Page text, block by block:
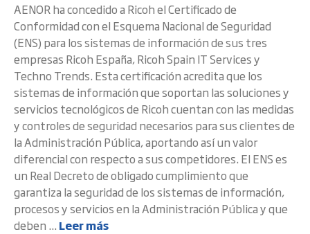
AENOR ha concedido a Ricoh el Certificado de
Conformidad con el Esquema Nacional de Seguridad
(ENS) para los sistemas de información de sus tres
empresas Ricoh España, Ricoh Spain IT Services y
Techno Trends. Esta certificación acredita que los
sistemas de información que soportan las soluciones y
servicios tecnológicos de Ricoh cuentan con las medidas
y controles de seguridad necesarios para sus clientes de
la Administración Pública, aportando así un valor
diferencial con respecto a sus competidores. El ENS es
un Real Decreto de obligado cumplimiento que
garantiza la seguridad de los sistemas de información,
procesos y servicios en la Administración Pública y que
deben ... Leer más